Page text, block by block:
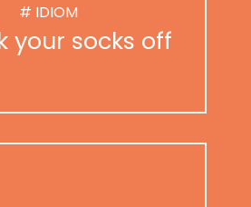
# IDIOM
your socks off